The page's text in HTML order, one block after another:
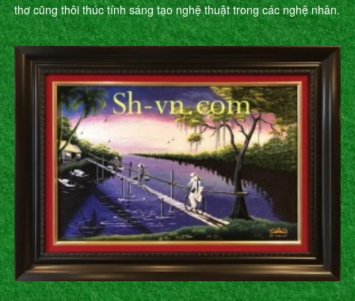
thơ cũng thôi thúc tính sáng tạo nghệ thuật trong các nghệ nhân.